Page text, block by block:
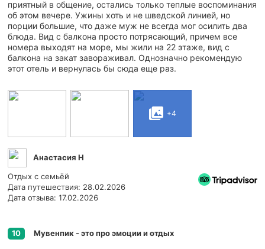
приятный в общение, остались только теплые воспоминания
об этом вечере. Ужины хоть и не шведской линией, но
порции большие, что даже муж не всегда мог осилить два
блюда. Вид с балкона просто потрясающий, причем все
номера выходят на море, мы жили на 22 этаже, вид с
балкона на закат завораживал. Однозначно рекомендую
этот отель и вернулась бы сюда еще раз.
+4
Анастасия Н
Отдых с семьёй
Дата путешествия: 28.02.2026
Дата отзыва: 17.02.2026
10 Мувенпик - это про эмоции и отдых